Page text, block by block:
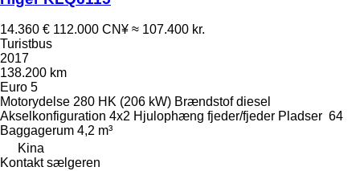
14.360 € 112.000 CN¥ ≈ 107.400 kr.
Turistbus
2017
138.200 km
Euro 5
Motorydelse 280 HK (206 kW) Brændstof diesel
Akselkonfiguration 4x2 Hjulophæng fjeder/fjeder Pladser 64
Baggagerum 4,2 m³
Kina
Kontakt sælgeren